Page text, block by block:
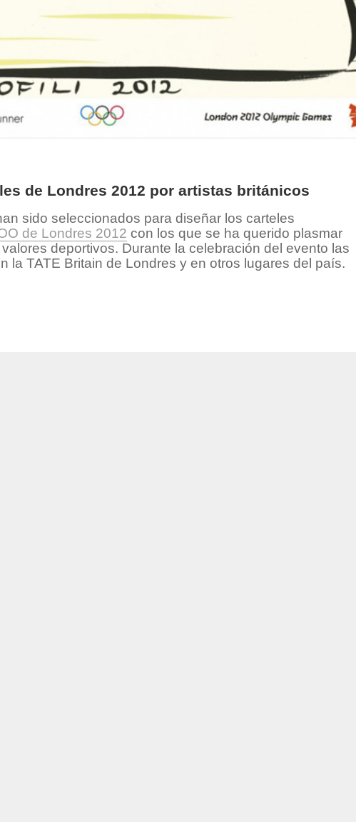
de Londres 2012 por artistas británicos
sido seleccionados para diseñar los carteles
de Londres 2012 con los que se ha querido plasmar
deportivos. Durante la celebración del evento las
la TATE Britain de Londres y en otros lugares del país.
author/produccion/